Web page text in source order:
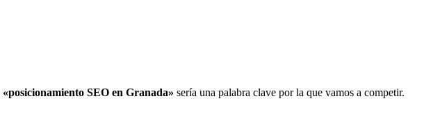
«posicionamiento SEO en Granada» sería una palabra clave por la que vamos a competir.